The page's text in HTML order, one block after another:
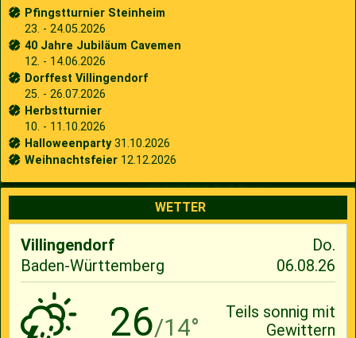
Pfingstturnier Steinheim
23. - 24.05.2026
40 Jahre Jubiläum Cavemen
12. - 14.06.2026
Dorffest Villingendorf
25. - 26.07.2026
Herbstturnier
10. - 11.10.2026
Halloweenparty31.10.2026
Weihnachtsfeier 12.12.2026
WETTER